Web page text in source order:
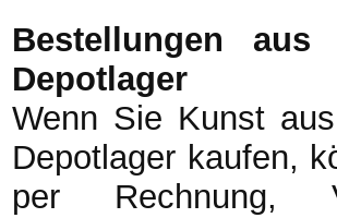
Bestellungen aus
Depotlager
Wenn Sie Kunst
Depotlager kaufen,
per Rechnung,